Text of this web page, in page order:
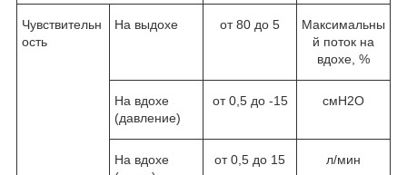
Чувствительн
ость
На выдохе от 80 до 5
Максимальны
й поток на
вдохе, %
На вдохе
(давление)
от 0,5 до -15 смН2О
На вдохе
от 0,5 до 15 л/мин